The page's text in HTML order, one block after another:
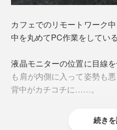
カフェでのリモートワーク
中を丸めてPC作業をしてい
液晶モニターの位置に目線
も肩が内側に入って姿勢も
背中がカチコチに……。
続き